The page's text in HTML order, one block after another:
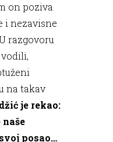
on poziva
i nezavisne
razgovoru
na takav
je rekao:
posao…